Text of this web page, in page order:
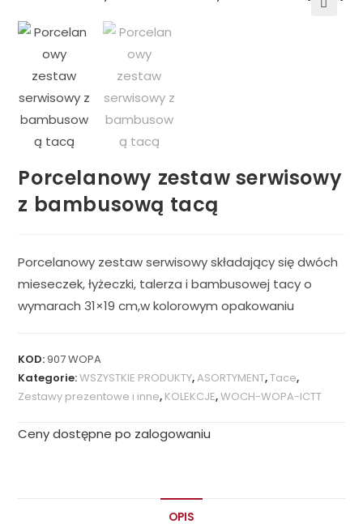
Porcelanowy zestaw serwisowy
z bambusową tacą
Porcelanowy zestaw serwisowy składający się dwóch
mieseczek, łyżeczki, talerza i bambusowej tacy o
wymarach 31×19 cm,w kolorowym opakowaniu
KOD:907 WOPA
Kategorie:WSZYSTKIE PRODUKTY,ASORTYMENT,Tace,
Zestawy prezentowe i inne, KOLEKCJE,WOCH-WOPA-ICTT
Ceny dostępne po zalogowaniu
OPIS